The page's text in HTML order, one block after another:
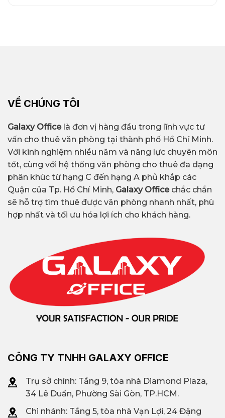
VỀ CHÚNG TÔI
Galaxy Officelà đơn vị hàng đầu trong lĩnh vực tư
vấn cho thuê văn phòng tại thành phố Hồ Chí Minh.
Với kinh nghiệm nhiều năm và năng lực chuyên môn
tốt, cùng với hệ thống văn phòng cho thuê đa dạng
phân khúc từ hạng C đến hạng A phủ khắp các
Quận của Tp. Hồ Chí Minh, Galaxy Office chắc chắn
sẽ hỗ trợ tìm thuê được văn phòng nhanh nhất, phù
hợp nhất và tối ưu hóa lợi ích cho khách hàng.
CÔNG TY TNHH GALAXY OFFICE
Trụ sở chính: Tầng 9, tòa nhà Diamond Plaza,
34 Lê Duẩn, Phường Sài Gòn, TP.HCM.
Chi nhánh: Tầng 5, tòa nhà Vạn Lợi, 24 Đặng